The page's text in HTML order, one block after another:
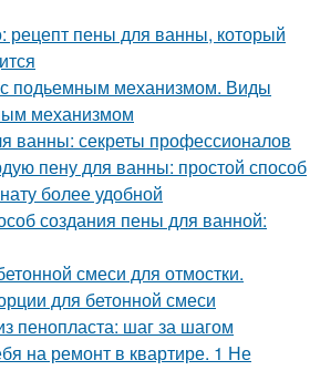
рецепт пены для ванны, который
подьемным механизмом. Виды
механизмом
ванны: секреты профессионалов
пену для ванны: простой способ
более удобной
создания пены для ванной:
смеси для отмостки.
для бетонной смеси
пенопласта: шаг за шагом
на ремонт в квартире. 1 Не